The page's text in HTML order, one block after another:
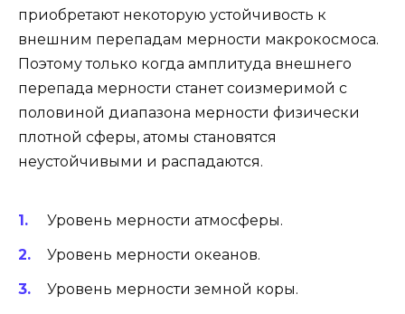
приобретают некоторую устойчивость к
внешним перепадам мерности макрокосмоса.
Поэтому только когда амплитуда внешнего
перепада мерности станет соизмеримой с
половиной диапазона мерности физически
плотной сферы, атомы становятся
неустойчивыми и распадаются.
Уровень мерности атмосферы.
Уровень мерности океанов.
Уровень мерности земной коры.